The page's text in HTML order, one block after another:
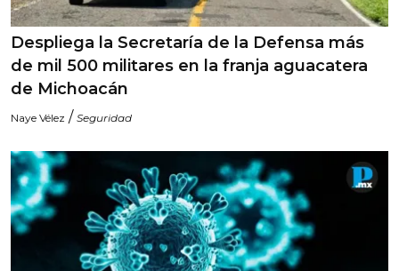
Despliega la Secretaría de la Defensa más
de mil 500 militares en la franja aguacatera
de Michoacán
Naye Vélez / Seguridad